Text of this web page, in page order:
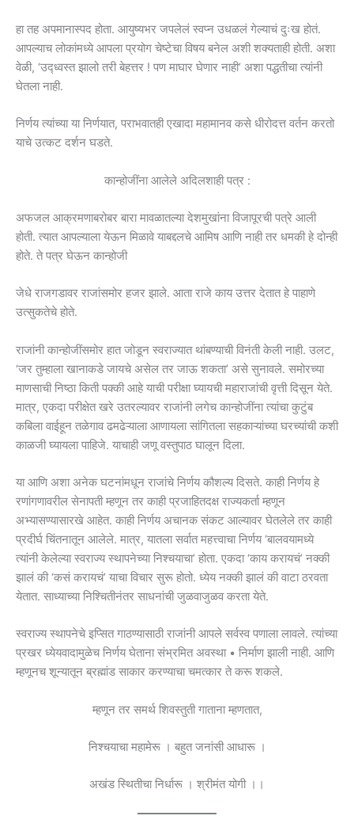
हा तह अपमानास्पद होता. आयुष्यभर जपलेलं स्वप्न उधळलं गेल्याचं दुःख होतं.
आपल्याच लोकांमध्ये आपला प्रयोग चेष्टेचा विषय बनेल अशी शक्यताही होती. अशा
वेळी, ‘उद्ध्वस्त झालो तरी बेहत्तर ! पण माघार घेणार नाही’ अशा पद्धतीचा त्यांनी
घेतला नाही.
निर्णय त्यांच्या या निर्णयात, पराभवातही एखादा महामानव कसे धीरोदत्त वर्तन करतो
याचे उत्कट दर्शन घडते.
कान्होजींना आलेले अदिलशाही पत्र :
अफजल आक्रमणाबरोबर बारा मावळातल्या देशमुखांना विजापूरची पत्रे आली
होती. त्यात आपल्याला येऊन मिळावे याबद्दलचे आमिष आणि नाही तर धमकी हे दोन्ही
होते. ते पत्र घेऊन कान्होजी
जेधे राजगडावर राजांसमोर हजर झाले. आता राजे काय उत्तर देतात हे पाहाणे
उत्सुकतेचे होते.
राजांनी कान्होजींसमोर हात जोडून स्वराज्यात थांबण्याची विनंती केली नाही. उलट,
‘जर तुम्हाला खानाकडे जायचे असेल तर जाऊ शकता’ असे सुनावले. समोरच्या
माणसाची निष्ठा किती पक्की आहे याची परीक्षा घ्यायची महाराजांची वृत्ती दिसून येते.
मात्र, एकदा परीक्षेत खरे उतरल्यावर राजांनी लगेच कान्होजींना त्यांचा कुटुंब
कबिला वाईहून तळेगाव ढमढेऱ्याला आणायला सांगितला सहकाऱ्यांच्या घरच्यांची कशी
काळजी घ्यायला पाहिजे. याचाही जणू वस्तुपाठ घालून दिला.
या आणि अशा अनेक घटनांमधून राजांचे निर्णय कौशल्य दिसते. काही निर्णय हे
रणांगणावरील सेनापती म्हणून तर काही प्रजाहितदक्ष राज्यकर्ता म्हणून
अभ्यासण्यासारखे आहेत. काही निर्णय अचानक संकट आल्यावर घेतलेले तर काही
प्रदीर्घ चिंतनातून आलेले. मात्र, यातला सर्वात महत्त्वाचा निर्णय ‘बालवयामध्ये
त्यांनी केलेल्या स्वराज्य स्थापनेच्या निश्चयाचा’ होता. एकदा ‘काय करायचं’ नक्की
झालं की ‘कसं करायचं’ याचा विचार सुरू होतो. ध्येय नक्की झालं की वाटा ठरवता
येतात. साध्याच्या निश्चितीनंतर साधनांची जुळवाजुळव करता येते.
स्वराज्य स्थापनेचे इप्सित गाठण्यासाठी राजांनी आपले सर्वस्व पणाला लावले. त्यांच्या
प्रखर ध्येयवादामुळेच निर्णय घेताना संभ्रमित अवस्था • निर्माण झाली नाही. आणि
म्हणूनच शून्यातून ब्रह्मांड साकार करण्याचा चमत्कार ते करू शकले.
म्हणून तर समर्थ शिवस्तुती गाताना म्हणतात,
निश्चयाचा महामेरू । बहुत जनांसी आधारू ।
अखंड स्थितीचा निर्धारू । श्रीमंत योगी ।।